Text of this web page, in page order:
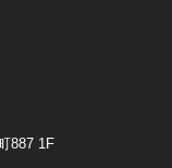
887 1F